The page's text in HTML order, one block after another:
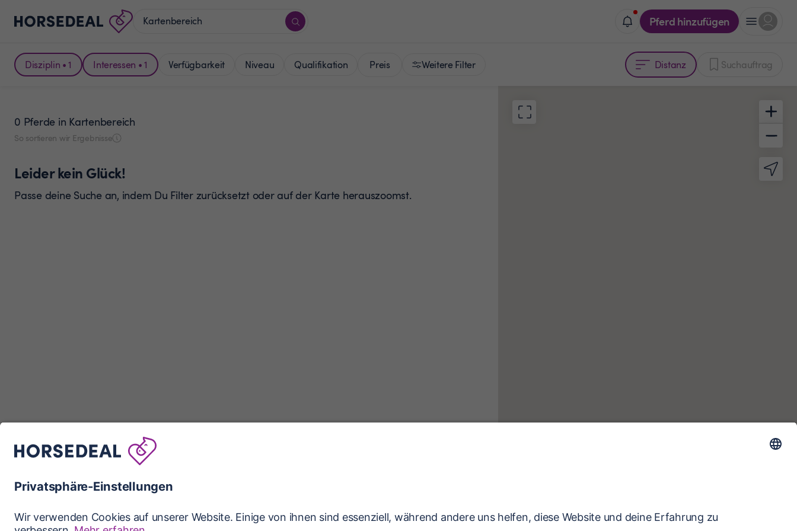
Pferd hinzufügen
Disziplin • 1 Interessen • 1 Verfügbarkeit Niveau Qualifikation Preis Weitere Filter Distanz Suchauftrag
0 Pferde in Kartenbereich
So sortieren wir Ergebnisse
Leider kein Glück!
Passe deine Suche an, indem Du Filter zurücksetzt oder auf der Karte herauszoomst.